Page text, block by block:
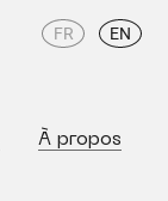
À propos
FR EN